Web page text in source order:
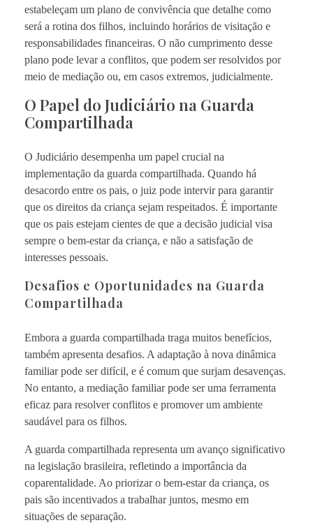
estabeleçam um plano de convivência que detalhe como
será a rotina dos filhos, incluindo horários de visitação e
responsabilidades financeiras. O não cumprimento desse
plano pode levar a conflitos, que podem ser resolvidos por
meio de mediação ou, em casos extremos, judicialmente.
O Papel do Judiciário na Guarda
Compartilhada
O Judiciário desempenha um papel crucial na
implementação da guarda compartilhada. Quando há
desacordo entre os pais, o juiz pode intervir para garantir
que os direitos da criança sejam respeitados. É importante
que os pais estejam cientes de que a decisão judicial visa
sempre o bem-estar da criança, e não a satisfação de
interesses pessoais.
Desafios e Oportunidades na Guarda
Compartilhada
Embora a guarda compartilhada traga muitos benefícios,
também apresenta desafios. A adaptação à nova dinâmica
familiar pode ser difícil, e é comum que surjam desavenças.
No entanto, a mediação familiar pode ser uma ferramenta
eficaz para resolver conflitos e promover um ambiente
saudável para os filhos.
A guarda compartilhada representa um avanço significativo
na legislação brasileira, refletindo a importância da
coparentalidade. Ao priorizar o bem-estar da criança, os
pais são incentivados a trabalhar juntos, mesmo em
situações de separação.